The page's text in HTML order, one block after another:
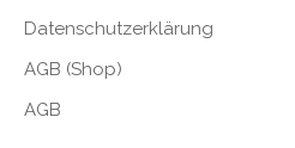
Datenschutzerklärung
AGB (Shop)
AGB